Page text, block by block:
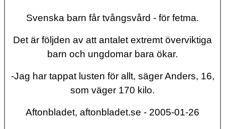
Svenska barn får tvångsvård - för fetma.
Det är följden av att antalet extremt överviktiga
barn och ungdomar bara ökar.
-Jag har tappat lusten för allt, säger Anders, 16,
som väger 170 kilo.
Aftonbladet, aftonbladet.se - 2005-01-26